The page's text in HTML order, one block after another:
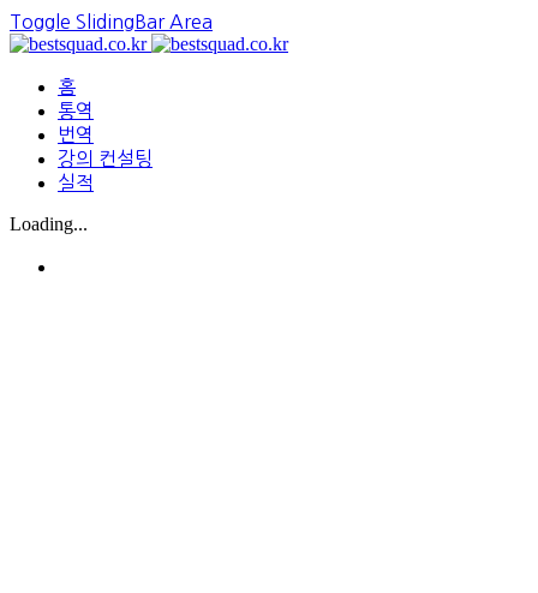
Toggle SlidingBar Area
홈
통역
번역
강의 컨설팅
실적
Loading...